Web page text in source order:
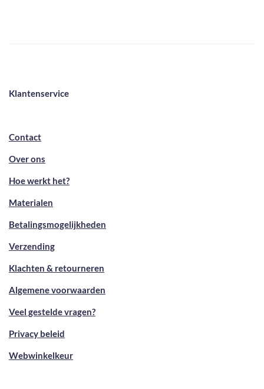
Klantenservice
Contact
Over ons
Hoe werkt het?
Materialen
Betalingsmogelijkheden
Verzending
Klachten & retourneren
Algemene voorwaarden
Veel gestelde vragen?
Privacy beleid
Webwinkelkeur